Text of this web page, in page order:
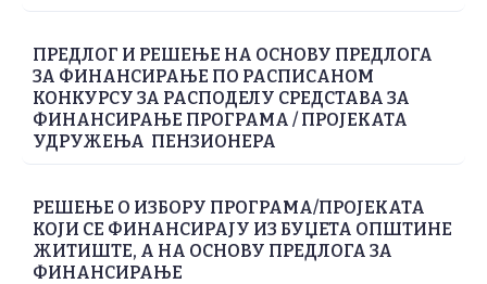
ПРЕДЛОГ И РЕШЕЊЕ НА ОСНОВУ ПРЕДЛОГА
ЗА ФИНАНСИРАЊЕ ПО РАСПИСАНОМ
КОНКУРСУ ЗА РАСПОДЕЛУ СРЕДСТАВА ЗА
ФИНАНСИРАЊЕ ПРОГРАМА / ПРОЈЕКАТА
УДРУЖЕЊА ПЕНЗИОНЕРА
РЕШЕЊЕ О ИЗБОРУ ПРОГРАМА/ПРОЈЕКАТА
КОЈИ СЕ ФИНАНСИРАЈУ ИЗ БУЏЕТА ОПШТИНЕ
ЖИТИШТЕ, А НА ОСНОВУ ПРЕДЛОГА ЗА
ФИНАНСИРАЊЕ